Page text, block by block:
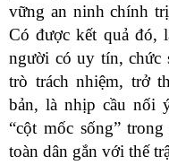
vững an ninh chính
Có được kết quả đó,
người có uy tín, chức
trò trách nhiệm, trở
bản, là nhịp cầu nối
“cột mốc sống”
toàn dân gắn với thế